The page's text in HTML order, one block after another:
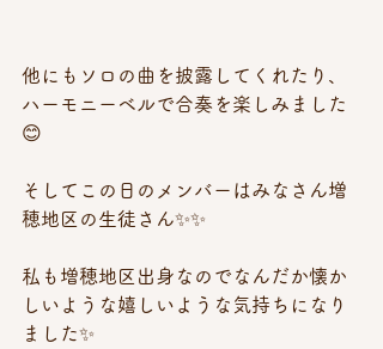
他にもソロの曲を披露してくれたり、
ハーモニーベルで合奏を楽しみました
😊
そしてこの日のメンバーはみなさん増
穂地区の生徒さん✨✨
私も増穂地区出身なのでなんだか懐か
しいような嬉しいような気持ちになり
ました✨